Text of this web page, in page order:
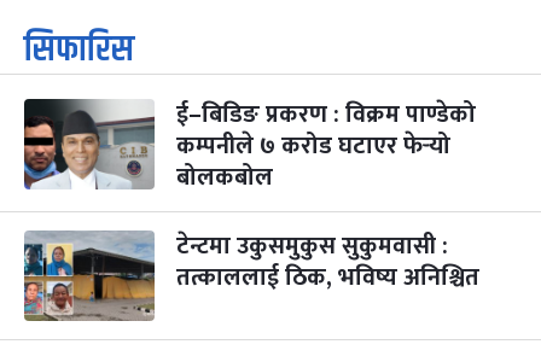
१
आइत
कार्तिक सङ्क्रान्ति
कार्तिक १, २०८३
३
मंगल
महानवमी
कार्तिक ३, २०८३-Oct 20, 2026
२ महिना बाँकी
४
५
बिहि
पापा‌ङ्कुशा एकादशी व्रत
कार्तिक ५, २०८३
२ महिना बाँकी
सिफारिस
ई–बिडिङ प्रकरण : विक्रम पाण्डेको
कम्पनीले ७ करोड घटाएर फेर्‍यो
बोलकबोल
टेन्टमा उकुसमुकुस सुकुमवासी :
तत्काललाई ठिक, भविष्य अनिश्चित